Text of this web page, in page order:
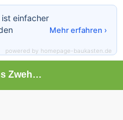
Die Blauen aus Zwehren e.V.
ist einfacher
Mehr erfahren ›
powered by homepage-baukasten.de